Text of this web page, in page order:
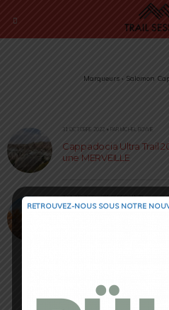
Marqueurs › Salomon
31 OCTOBRE 2022 • PAR MICHEL BOWIE
Cappadocia Ultra Trail
une MERVEILLE
23 AOÛT 2022 • PAR CÉDRIC MASIP
RETROUVEZ-NOUS SOUS NOTRE